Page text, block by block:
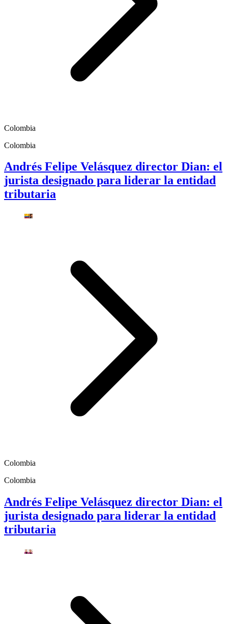
Colombia
Colombia
Andrés Felipe Velásquez director Dian: el
jurista designado para liderar la entidad
tributaria
Colombia
Colombia
Andrés Felipe Velásquez director Dian: el
jurista designado para liderar la entidad
tributaria